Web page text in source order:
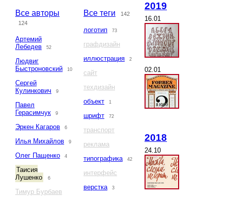
Все авторы
124
Артемий
Лебедев
52
Людвиг
Быстроновский
10
Сергей
Кулинкович
9
Павел
Герасимчук
9
Эркен Кагаров 6
Илья Михайлов 9
Олег Пащенко 4
Таисия
Лушенко
6
Тимур Бурбаев
Все теги 142
логотип 73
графдизайн
иллюстрация
2
сайт
техдизайн
объект
1
шрифт 72
транспорт
реклама
типографика
42
интерфейс
верстка
3
2019
16.01
02.01
2018
24.10